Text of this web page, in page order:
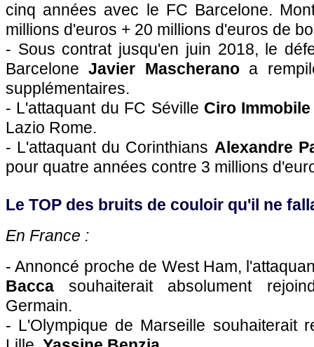
cinq années avec le FC Barcelone.
millions d'euros + 20 millions d'euros de
- Sous contrat jusqu'en juin 2018, le
BarceloneJavier Mascheranoa
supplémentaires.
- L'attaquant du FC Séville Ciro Immobile
Lazio Rome.
- L'attaquant du Corinthians Alexandre
pour quatre années contre 3 millions
Le TOP des bruits de couloir qu'il ne
En France :
- Annoncé proche de West Ham,
Bacca souhaiterait absolument
Germain.
- L'Olympique de Marseille souhaiterait